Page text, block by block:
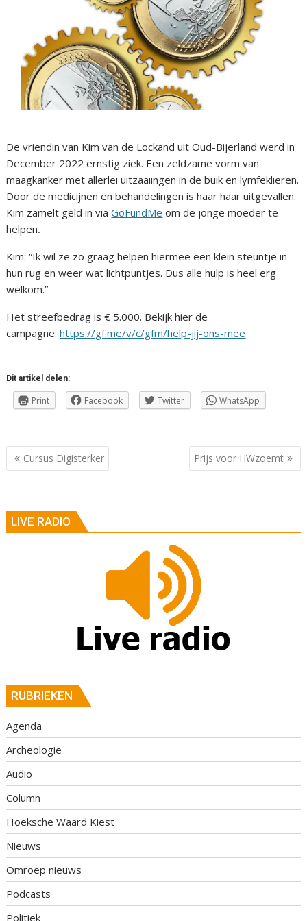
De vriendin van Kim van de Lockand uit Oud-Bijerland werd in
December 2022 ernstig ziek. Een zeldzame vorm van
maagkanker met allerlei uitzaaiingen in de buik en lymfeklieren.
Door de medicijnen en behandelingen is haar haar uitgevallen.
Kim zamelt geld in viaGoFundMe om de jonge moeder te
helpen.
Kim: “Ik wil ze zo graag helpen hiermee een klein steuntje in
hun rug en weer wat lichtpuntjes. Dus alle hulp is heel erg
welkom.”
Het streefbedrag is € 5.000. Bekijk hier de
campagne:https://gf.me/v/c/gfm/help-jij-ons-mee
Dit artikel delen:
Print Facebook Twitter WhatsApp
Berichtnavigatie
Cursus Digisterker Prijs voor HWzoemt
LIVE RADIO
RUBRIEKEN
Agenda
Archeologie
Audio
Column
Hoeksche Waard Kiest
Nieuws
Omroep nieuws
Podcasts
Politiek